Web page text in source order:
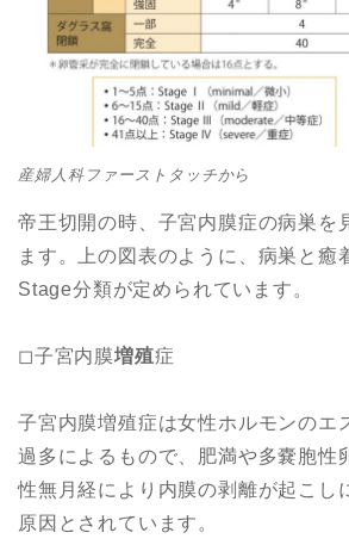
産婦人科ファーストタッチから
帝王切開の時、子宮内膜症の病巣を
ます。上の図表のように、病巣と癒
Stage分類が定められています。
◻︎子宮内膜増殖症
子宮内膜増殖症は女性ホルモンのエ
過多によるもので、肥満や多嚢胞性
性無月経により内膜の剥離が起こし
原因とされています。